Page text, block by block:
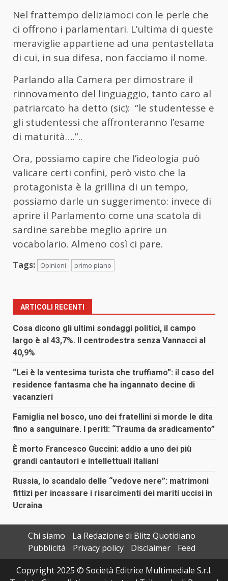
Nel frattempo deliziamoci con le perle che
ci offrono i parlamentari. L’ultima di queste
meraviglie appartiene ad una pentastellata
di cui, in sua difesa, non facciamo il nome.
Parlando alla Camera per dimostrare il
rinnovamento del linguaggio, tanto caro al
patriarcato ha detto (sic): “le studentesse e
gli studentessi che affronteranno l’esame
di maturità….”..
Ora, possiamo capire che l’ideologia può
valicare certi confini, però visto che la
protagonista è la grillina di un tempo,
possiamo darle un suggerimento: invece di
aprire il Parlamento come una scatola di
sardine sarebbe meglio aprire un
vocabolario. Almeno così ci pare.
Tags: Opinioni primo piano
ARTICOLI RECENTI
Cosa dicono gli ultimi sondaggi politici, il campo
largo è al 43,7%. Il centrodestra senza Vannacci al
40,9%
“Lei è la ventesima turista che truffiamo”: il caso del
residence fantasma che ha ingannato decine di
vacanzieri
Famiglia nel bosco, uno dei fratellini si morde le dita
fino a sanguinare. I periti: “Trauma da sradicamento”
È morto Francesco Guccini: addio a uno dei più
grandi cantautori e intellettuali italiani
Russia, lo scandalo delle “vedove nere”: matrimoni
fittizi per incassare i risarcimenti dei mariti uccisi in
Ucraina
Chi siamo
La Redazione di Blitz Quotidiano
Pubblicità
Privacy policy Disclaimer
Feed
Copyright 2025 © Società Editrice Multimediale S.r.l.